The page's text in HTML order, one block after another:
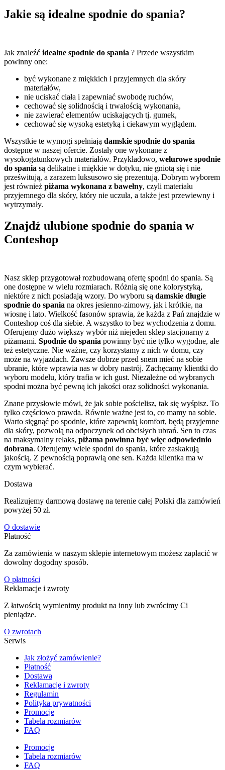
Jakie są idealne spodnie do spania?
Jak znaleźć idealne spodnie do spania ? Przede wszystkim
powinny one:
być wykonane z miękkich i przyjemnych dla skóry
materiałów,
nie uciskać ciała i zapewniać swobodę ruchów,
cechować się solidnością i trwałością wykonania,
nie zawierać elementów uciskających tj. gumek,
cechować się wysoką estetyką i ciekawym wyglądem.
Wszystkie te wymogi spełniają damskie spodnie do spania
dostępne w naszej ofercie. Zostały one wykonane z
wysokogatunkowych materiałów. Przykładowo, welurowe spodnie
do spania są delikatne i miękkie w dotyku, nie gniotą się i nie
prześwitują, a zarazem luksusowo się prezentują. Dobrym wyborem
jest również piżama wykonana z bawełny, czyli materiału
przyjemnego dla skóry, który nie uczula, a także jest przewiewny i
wytrzymały.
Znajdź ulubione spodnie do spania w
Conteshop
Nasz sklep przygotował rozbudowaną ofertę spodni do spania. Są
one dostępne w wielu rozmiarach. Różnią się one kolorystyką,
niektóre z nich posiadają wzory. Do wyboru są damskie długie
spodnie do spania na okres jesienno-zimowy, jak i krótkie, na
wiosnę i lato. Wielkość fasonów sprawia, że każda z Pań znajdzie w
Conteshop coś dla siebie. A wszystko to bez wychodzenia z domu.
Oferujemy dużo większy wybór niż niejeden sklep stacjonarny z
piżamami. Spodnie do spania powinny być nie tylko wygodne, ale
też estetyczne. Nie ważne, czy korzystamy z nich w domu, czy
może na wyjazdach. Zawsze dobrze przed snem mieć na sobie
ubranie, które wprawia nas w dobry nastrój. Zachęcamy klientki do
wyboru modelu, który trafia w ich gust. Niezależne od wybranych
spodni można być pewną ich jakości oraz solidności wykonania.
Znane przysłowie mówi, że jak sobie pościelisz, tak się wyśpisz. To
tylko częściowo prawda. Równie ważne jest to, co mamy na sobie.
Warto sięgnąć po spodnie, które zapewnią komfort, będą przyjemne
dla skóry, pozwolą na odpoczynek od obcisłych ubrań. Sen to czas
na maksymalny relaks, piżama powinna być więc odpowiednio
dobrana. Oferujemy wiele spodni do spania, które zaskakują
jakością. Z pewnością poprawią one sen. Każda klientka ma w
czym wybierać.
Dostawa
Realizujemy darmową dostawę na terenie całej Polski dla zamówień
powyżej 50 zł.
O dostawie
Płatność
Za zamówienia w naszym sklepie internetowym możesz zapłacić w
dowolny dogodny sposób.
O płatności
Reklamacje i zwroty
Z łatwością wymienimy produkt na inny lub zwrócimy Ci
pieniądze.
O zwrotach
Serwis
Jak złożyć zamówienie?
Płatność
Dostawa
Reklamacje i zwroty
Regulamin
Polityka prywatności
Promocje
Tabela rozmiarów
FAQ
Promocje
Tabela rozmiarów
FAQ